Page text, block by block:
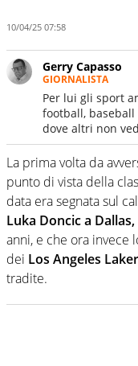
10/04/25 07:58
Gerry Capasso
GIORNALISTA
Per lui gli sport
football,
dove altri non
La prima volta da
punto di vista della
data era segnata sul
Luka Doncic a Dallas,
anni, e che ora invece
dei Los Angeles
tradite.